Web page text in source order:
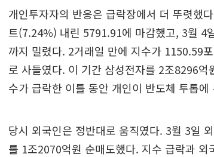
개인투자자의 반응은 급락장에서 더 뚜렷했
트(7.24%) 내린 5791.91에 마감했고, 3월
까지 밀렸다. 2거래일 만에 지수가 1150.59
로 사들였다. 이 기간 삼성전자를 2조8296
수가 급락한 이틀 동안 개인이 반도체 투톱
당시 외국인은 정반대로 움직였다. 3월 3일
를 1조2070억원 순매도했다. 지수 급락과